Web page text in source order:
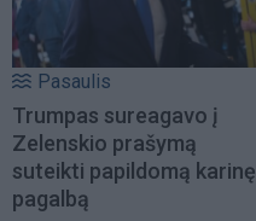
Pasaulis
Trumpas sureagavo į
Zelenskio prašymą
suteikti papildomą karinę
pagalbą